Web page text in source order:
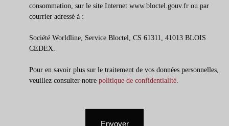
consommation, sur le site Internet www.bloctel.gouv.fr ou par
courrier adressé à :
Société Worldline, Service Bloctel, CS 61311, 41013 BLOIS
CEDEX.
Pour en savoir plus sur le traitement de vos données personnelles,
veuillez consulter notre politique de confidentialité
Envoyer